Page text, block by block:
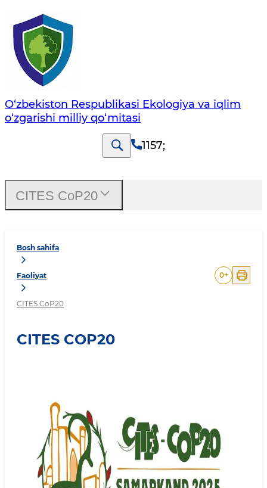
O‘zbekiston Respublikasi Ekologiya va iqlim
o‘zgarishi milliy qo‘mitasi
1157;
Bosh sahifa
Faoliyat
CITES CoP20
0+
CITES COP20
CITES CoP20